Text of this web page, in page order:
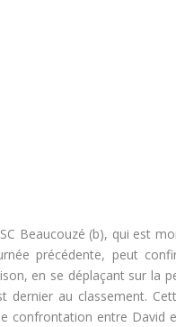
Beaucouzé (b), qui est
précédente, peut
en se déplaçant sur la
dernier au classement.
confrontation entre David